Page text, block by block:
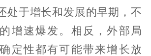
处于增长和发展的早期，不
增速爆发。相反，外部局
定性都有可能带来增长放